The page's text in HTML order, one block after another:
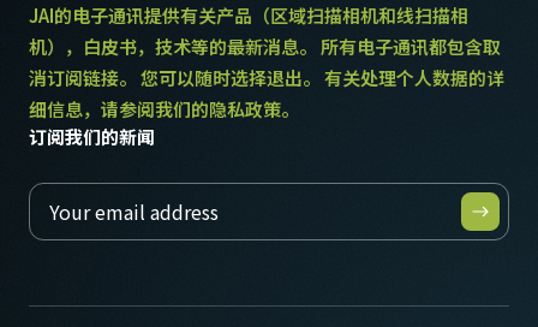
JAI的电子通讯提供有关产品（区域扫描相机和线扫描相
机），白皮书，技术等的最新消息。 所有电子通讯都包含取
消订阅链接。 您可以随时选择退出。 有关处理个人数据的详
细信息，请参阅我们的隐私政策。
订阅我们的新闻